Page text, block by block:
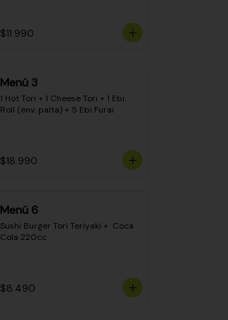
$11.990
Menú 3
1 Hot Tori + 1 Cheese Tori + 1 Ebi
Roll (env. palta) + 5 Ebi Furai
$18.990
Menú 6
Sushi Burger Tori Teriyaki +  Coca
Cola 220cc
$8.490